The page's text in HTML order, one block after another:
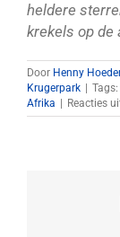
heldere
krekels op de
Door Henny
Krugerpark
Tags:
Afrika
Reacties